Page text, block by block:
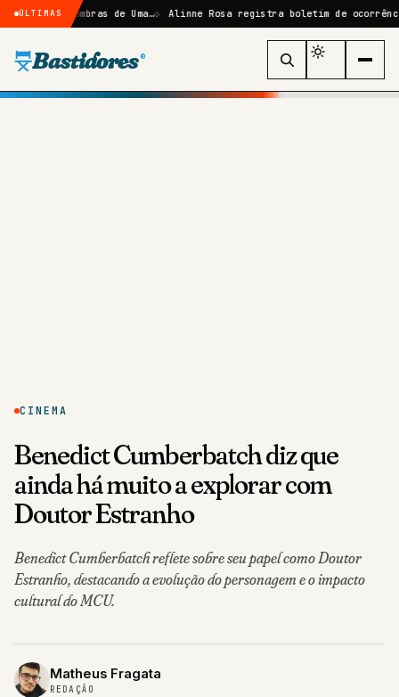
ÚLTIMAS
Sombras de Uma… Alinne Rosa registra boletim de ocorrência
Bastidores ®
CINEMA
Benedict Cumberbatch diz que
ainda há muito a explorar com
Doutor Estranho
Benedict Cumberbatch reflete sobre seu papel como Doutor
Estranho, destacando a evolução do personagem e o impacto
cultural do MCU.
Matheus Fragata
REDAÇÃO